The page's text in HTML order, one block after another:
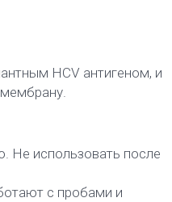
HCV антигеном, и
Не использовать после
с пробами и